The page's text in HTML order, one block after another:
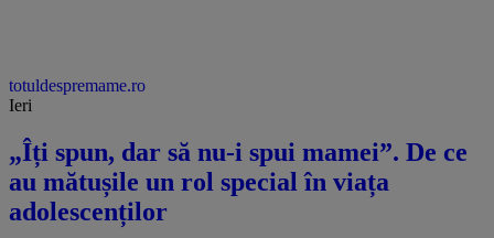
totuldespremame.ro
Ieri
„Îți spun, dar să nu-i spui mamei”. De ce
au mătușile un rol special în viața
adolescenților